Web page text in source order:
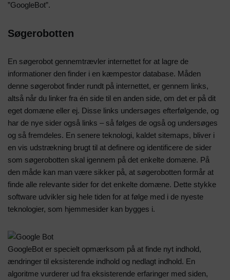
”GoogleBot”.
Søgerobotten
En søgerobot gennemtrævler internettet for at lagre de
informationer den finder i en kæmpestor database. Måden
denne søgerobot finder rundt på internettet, er gennem links,
altså når du linker fra én side til en anden side, om det er på dit
eget domæne eller ej. Disse links undersøges efterfølgende, og
har de nye sider også links – så følges de også og undersøges
og så fremdeles. En senere teknologi, kaldet sitemaps, bliver i
en vis udstrækning brugt til at definere og identificere de sider
som søgerobotten skal igennem på det enkelte domæne. På
den måde kan man være sikker på, at søgerobotten formår at
finde alle relevante sider for det enkelte domæne. Dette stykke
software udvikler sig hele tiden for at følge med i de nyeste
teknologier, som hjemmesider kan bygges i.
GoogleBot er specielt opmærksom på at finde nyt indhold,
ændringer til eksisterende indhold og nedlagt indhold. En
algoritme vurderer ud fra eksisterende erfaringer med siden,